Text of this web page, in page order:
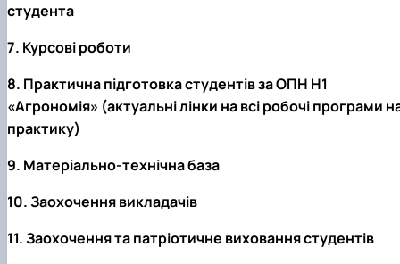
студента
7. Курсові роботи
8. Практична підготовка студентів за ОПН Н1
«Агрономія» (актуальні лінки на всі робочі програми
практику)
9. Матеріально-технічна база
10. Заохочення викладачів
11. Заохочення та патріотичне виховання студентів